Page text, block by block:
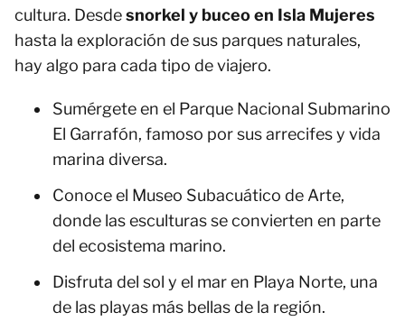
cultura. Desdesnorkel y buceo en Isla Mujeres
hasta la exploración de sus parques naturales,
hay algo para cada tipo de viajero.
Sumérgete en el Parque Nacional Submarino
El Garrafón, famoso por sus arrecifes y vida
marina diversa.
Conoce el Museo Subacuático de Arte,
donde las esculturas se convierten en parte
del ecosistema marino.
Disfruta del sol y el mar en Playa Norte, una
de las playas más bellas de la región.